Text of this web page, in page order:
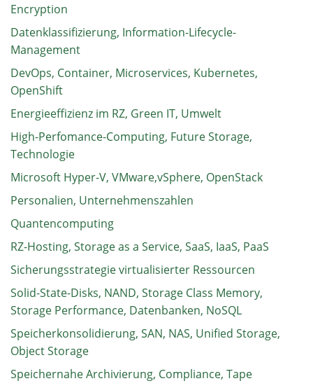
Encryption
Datenklassifizierung, Information-Lifecycle-
Management
DevOps, Container, Microservices, Kubernetes,
OpenShift
Energieeffizienz im RZ, Green IT, Umwelt
High-Perfomance-Computing, Future Storage,
Technologie
Microsoft Hyper-V, VMware,vSphere, OpenStack
Personalien, Unternehmenszahlen
Quantencomputing
RZ-Hosting, Storage as a Service, SaaS, IaaS, PaaS
Sicherungsstrategie virtualisierter Ressourcen
Solid-State-Disks, NAND, Storage Class Memory,
Storage Performance, Datenbanken, NoSQL
Speicherkonsolidierung, SAN, NAS, Unified Storage,
Object Storage
Speichernahe Archivierung, Compliance, Tape